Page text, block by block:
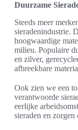
Duurzame
Steeds meer
sieradenindustrie.
hoogwaardige
milieu. Populaire
en zilver,
afbreekbare
Ook zien we een
verantwoorde
eerlijke
sieraden en